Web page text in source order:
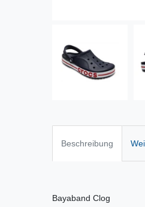
Beschreibung
Bayaband Clog